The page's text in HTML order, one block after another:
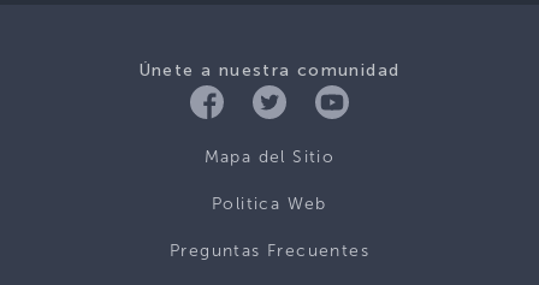
Únete a nuestra comunidad
Mapa del Sitio
Politica Web
Preguntas Frecuentes